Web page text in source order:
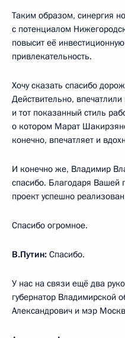
Таким образом, синергия
с потенциалом
повысит её
привлекательность.
Хочу сказать спасибо
Действительно,
и тот показанный стиль
о котором Марат
конечно, впечатляет и
И конечно же, Владимир
спасибо. Благодаря Вашей
проект успешно
Спасибо огромное.
В.Путин: Спасибо.
У нас на связи ещё два
губернатор Владимирской
Александрович и мэр